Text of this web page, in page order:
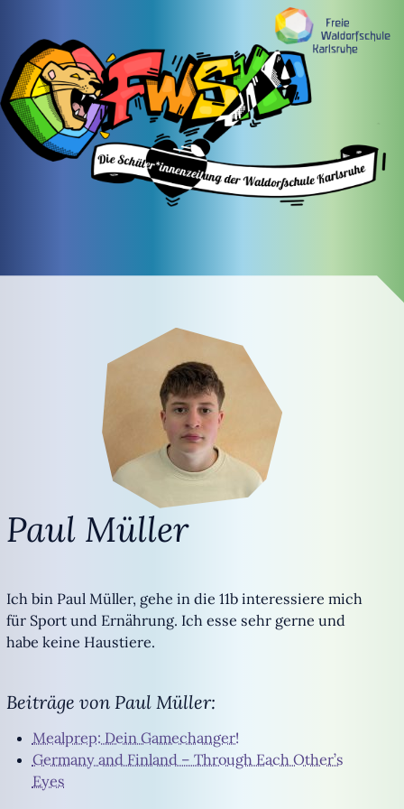
Paul Müller
Ich bin Paul Müller, gehe in die 11b interessiere mich
für Sport und Ernährung. Ich esse sehr gerne und
habe keine Haustiere.
Beiträge von Paul Müller:
Mealprep: Dein Gamechanger!
Germany and Finland – Through Each Other’s
Eyes